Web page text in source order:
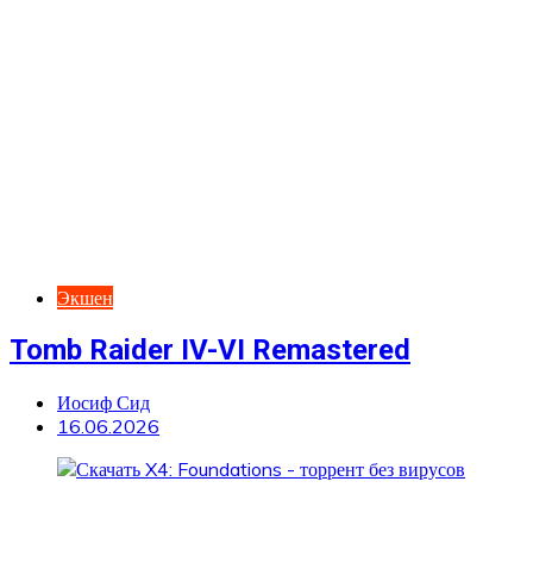
Экшен
Tomb Raider IV-VI Remastered
Иосиф Сид
16.06.2026